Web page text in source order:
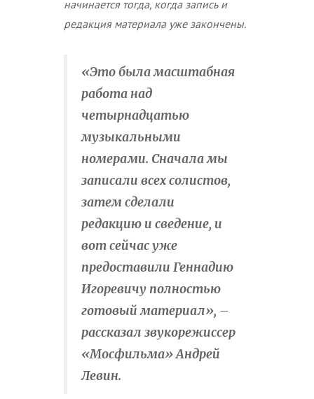
начинается тогда, когда запись и
редакция материала уже закончены.
«Это была масштабная
работа над
четырнадцатью
музыкальными
номерами. Сначала мы
записали всех солистов,
затем сделали
редакцию и сведение, и
вот сейчас уже
предоставили Геннадию
Игоревичу полностью
готовый материал», –
рассказал звукорежиссер
«Мосфильма» Андрей
Левин.